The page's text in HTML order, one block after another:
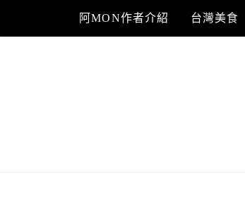
content
阿MON作者介紹 台灣美食